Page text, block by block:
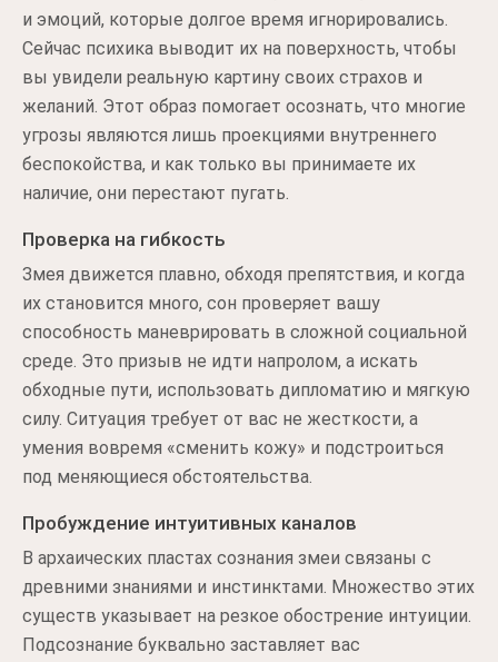
и эмоций, которые долгое время игнорировались.
Сейчас психика выводит их на поверхность, чтобы
вы увидели реальную картину своих страхов и
желаний. Этот образ помогает осознать, что многие
угрозы являются лишь проекциями внутреннего
беспокойства, и как только вы принимаете их
наличие, они перестают пугать.
Проверка на гибкость
Змея движется плавно, обходя препятствия, и когда
их становится много, сон проверяет вашу
способность маневрировать в сложной социальной
среде. Это призыв не идти напролом, а искать
обходные пути, использовать дипломатию и мягкую
силу. Ситуация требует от вас не жесткости, а
умения вовремя «сменить кожу» и подстроиться
под меняющиеся обстоятельства.
Пробуждение интуитивных каналов
В архаических пластах сознания змеи связаны с
древними знаниями и инстинктами. Множество этих
существ указывает на резкое обострение интуиции.
Подсознание буквально заставляет вас